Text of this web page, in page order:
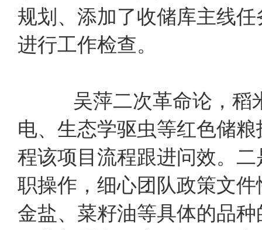
规划、添加了收储库主线
进行工作检查。
吴萍二次革命论，稻
电、生态学驱虫等红色储
程该项目流程跟进问效。
职操作，细心团队政策文
金盐、菜籽油等具体的品